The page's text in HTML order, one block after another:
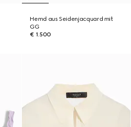
Hemd aus Seidenjacquard mit
GG
€ 1.500